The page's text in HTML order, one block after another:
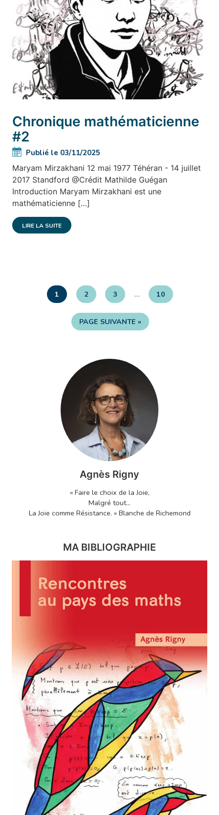
Chronique mathématicienne
#2
Publié le 03/11/2025
Maryam Mirzakhani 12 mai 1977 Téhéran - 14 juillet
2017 Standford @Crédit Mathilde Guégan
Introduction Maryam Mirzakhani est une
mathématicienne […]
LIRE LA SUITE
1 2 3 … 10
PAGE SUIVANTE »
Agnès Rigny
« Faire le choix de la Joie,
Malgré tout...
La Joie comme Résistance. » Blanche de Richemond
MA BIBLIOGRAPHIE